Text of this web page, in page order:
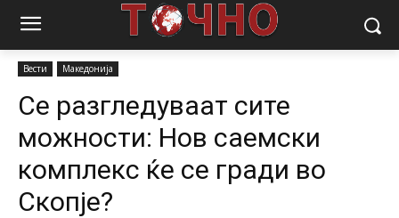
Почетна
Се разгледуваат сите можности: Нов саемски
Вести Македонија
Се разгледуваат сите
можности: Нов саемски
комплекс ќе се гради во
Скопје?